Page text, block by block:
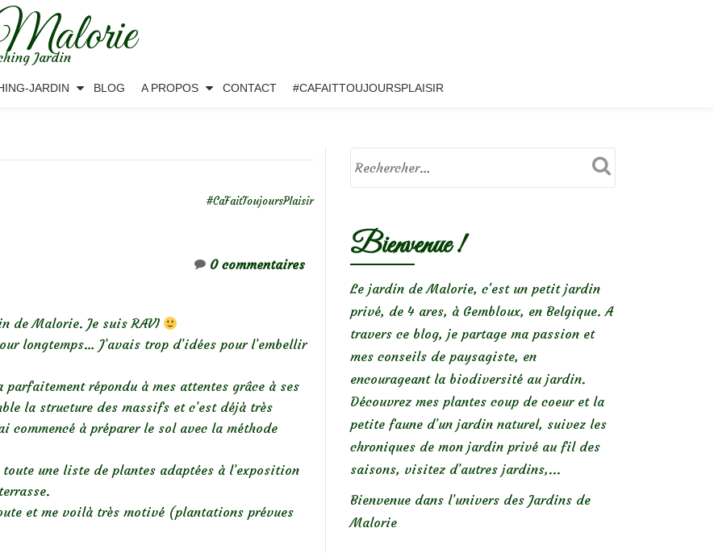
Jardin
JARDIN BLOG A PROPOS CONTACT #CAFAITTOUJOURSPLAISIR
#CaFaitToujoursPlaisir
0 commentaires
de Malorie. Je suis RAVI
longtemps… J’avais trop d’idées pour l’embellir
répondu à mes attentes grâce à ses
la structure des massifs et c’est déjà très
à préparer le sol avec la méthode
une liste de plantes adaptées à l’exposition
et me voilà très motivé (plantations prévues
Bienvenue !
Le jardin de Malorie, c'est un petit jardin
privé, de 4 ares, à Gembloux, en Belgique. A
travers ce blog, je partage ma passion et
mes conseils de paysagiste, en
encourageant la biodiversité au jardin.
Découvrez mes plantes coup de coeur et la
petite faune d’un jardin naturel, suivez les
chroniques de mon jardin privé au fil des
saisons, visitez d’autres jardins,...
Bienvenue dans l’univers des Jardins de
Malorie